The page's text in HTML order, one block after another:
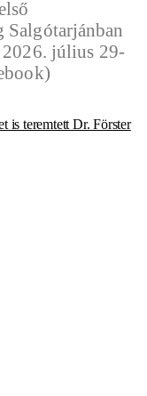
is teremtett Dr. Förster